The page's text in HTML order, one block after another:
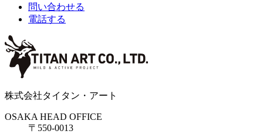
問い合わせる
電話する
株式会社タイタン・アート
OSAKA HEAD OFFICE
〒550-0013